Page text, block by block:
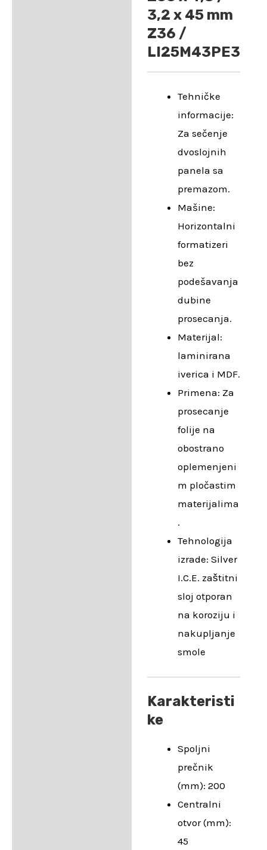
3,2 x 45 mm
Z36 /
LI25M43PE3
Tehničke
informacije:
Za sečenje
dvoslojnih
panela sa
premazom.
Mašine:
Horizontalni
formatizeri
bez
podešavanja
dubine
prosecanja.
Materijal:
laminirana
iverica i MDF.
Primena: Za
prosecanje
folije na
obostrano
oplemenjeni
m pločastim
materijalima
.
Tehnologija
izrade: Silver
I.C.E. zaštitni
sloj otporan
na koroziju i
nakupljanje
smole
Karakteristi
ke
Spoljni
prečnik
(mm): 200
Centralni
otvor (mm):
45